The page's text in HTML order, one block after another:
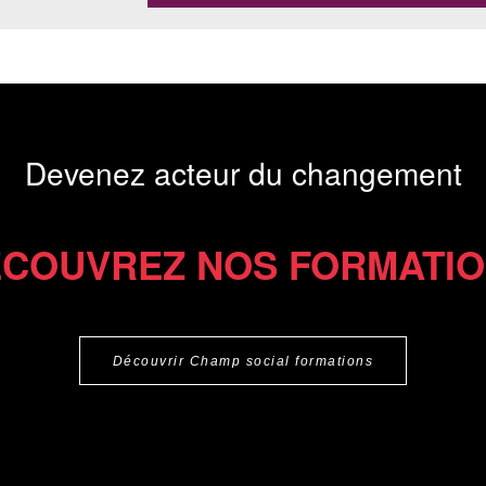
Devenez acteur du changement
NOS
Découvrir Champ social formations